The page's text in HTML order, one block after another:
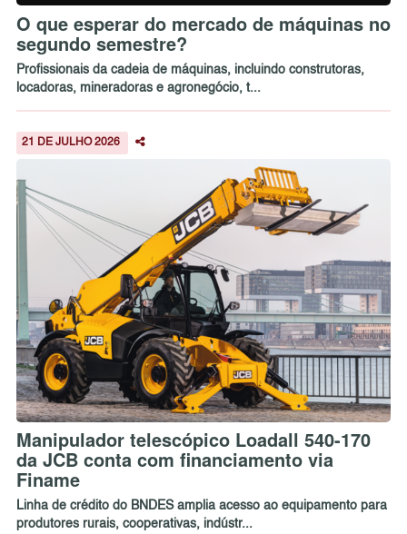
O que esperar do mercado de máquinas no
segundo semestre?
Profissionais da cadeia de máquinas, incluindo construtoras,
locadoras, mineradoras e agronegócio, t...
21 DE JULHO 2026
Manipulador telescópico Loadall 540-170
da JCB conta com financiamento via
Finame
Linha de crédito do BNDES amplia acesso ao equipamento para
produtores rurais, cooperativas, indústr...